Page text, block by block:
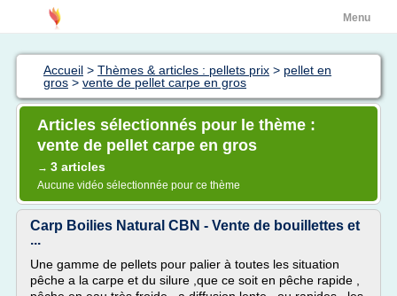
Menu
Accueil > Thèmes & articles : pellets prix > pellet en
gros > vente de pellet carpe en gros
Articles sélectionnés pour le thème :
vente de pellet carpe en gros
→ 3 articles
Aucune vidéo sélectionnée pour ce thème
Carp Boilies Natural CBN - Vente de bouillettes et
...
Une gamme de pellets pour palier à toutes les situation
pêche a la carpe et du silure ,que ce soit en pêche rapide ,